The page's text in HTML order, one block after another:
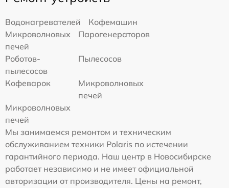
Водонагревателей
Кофемашин
Микроволновых
печей
Парогенераторов
Роботов-
пылесосов
Пылесосов
Кофеварок
Микроволновых
печей
Микроволновых
печей
Мы занимаемся ремонтом и техническим
обслуживанием техники Polaris по истечении
гарантийного периода. Наш центр в Новосибирске
работает независимо и не имеет официальной
авторизации от производителя. Цены на ремонт,